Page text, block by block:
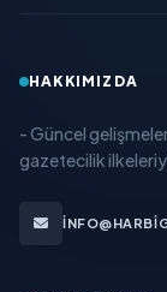
HAKKIMIZDA
- Güncel
gazetecilik